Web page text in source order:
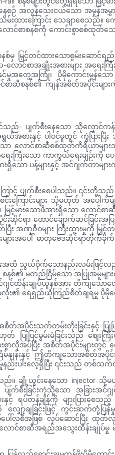
အလွန်သေးငယ်သော အမှုန်အမွှားမ
ြောင်း သေချာစေသည်။ ကော
င်စာစနစ်ကို ကောင်းစွာစစ်ထုတ်သေ
စနစ်မှ မြှင့်တင်ထားသောစွမ်း
ာင်စာအချိုးအစားများ အရေ
မှုအတွေ့အကြုံ၊ ပိုမိုကောင်းမွန်
င်စာဆီစနစ်၏ ကျန်အစိတ်အပိုင်း
နိုင်သည်- ပျက်စီးနေသော သိုလှော
စားနှင့် ပါဝင်မှုတွင် ကွဲပြားပြီ
ာ လောင်စာဆီစစ်ထုတ်ကိရိယာမျ
ေးကြီးသော ကာကွယ်ရေးမျဉ်း
းရှိသော ပန့်များနှင့် အင်ဂျက်တ
င့် ပျက်စီးစေပါသည်။ ၎င်းတို့သည်
င်းကြောင်းများ သို့မဟုတ် အပေ
ြင့်မားသောဖိအားရှိသော လေ
ပိုင်းဆိုင်ရာ ထောင်ချောက်ဆင်ခ
အဏုဇီဝများ ကြီးထွားမှုကို မြှ
ားအပေါ် ဓာတုဗေဒဆိုင်ရာတိုက်ခို
ထိ သွယ်ဝိုက်သောနည်းလမ်းဖြင့်လ
စနစ်၏ မတည်ငြိမ်သော အပြုအမူ
ထိန်းချုပ်ယူနစ်အား တိကျသောလ
လုံး၏ ရေရှည်ယုံကြည်စိတ်ချရမှု ပိုမိုက
အပိုင်းသက်တမ်းတိုးခြင်းနှင့် ပြု
ဟုတ် ပြုပြင်မွမ်းမံခြင်းသည် စျ
ားစွာလိုအပ်ပြီး အစိတ်အပိုင်းမျ
မ်နှုန်းနှင့် ဤတိကျသောအစိတ်အပို
ပါးလေ့ရှိပြီး ၎င်းသည် တစ်သက်
ချို့ယွင်းနေသော injector
က်စီးခြင်းကဲ့သို့သော အခြားအ
ရပ်တန့်ချိန်ကို များပြားစေသ
ျှော့ချခြင်းဖြင့် ကွင်းဆက်တုံ့
ေါ်လစီအဖြစ် လုပ်ဆောင်ပြီး
ားနှင့် လောင်စာဆီအရည်အသွေးထိ